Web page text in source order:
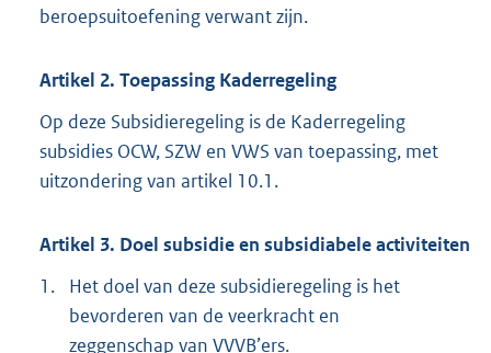
beroepsuitoefening verwant zijn.
Artikel 2. Toepassing Kaderregeling
Op deze Subsidieregeling is de Kaderregeling
subsidies OCW, SZW en VWS van toepassing, met
uitzondering van artikel 10.1.
Artikel 3. Doel subsidie en subsidiabele activiteiten
1.
Het doel van deze subsidieregeling is het
bevorderen van de veerkracht en
zeggenschap van VVVB’ers.